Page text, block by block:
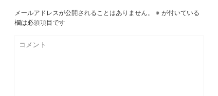
メールアドレスが公開されることはありません。 ※ が付いている
欄は必須項目です